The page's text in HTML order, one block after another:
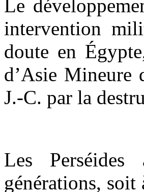
Le
intervention
doute en
d’Asie Mineure
J.-C. par la
Les
générations, soit